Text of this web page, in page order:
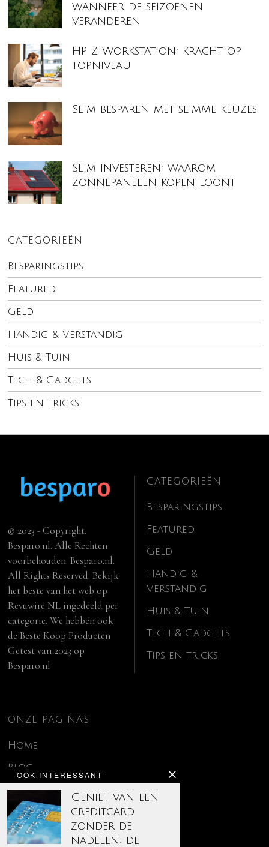
wanneer de seizoenen
veranderen
HP Z Workstation: kracht op
topniveau
Slim besparen met slimme keuzes
Slim investeren: waarom
zonnepanelen kopen loont
CATEGORIEËN
Besparingstips
Featured
Geld
Handig & Verstandig
Huis & Tuin
Tech & Gadgets
Tips en tricks
OOK INTERESSANT
Geniet van een
creditcard
zonder de
nadelen: de
© 2023 - Copyright.
Besparo.nl. Alle Rechten
voorbehouden. Besparo.nl.
All Rights Reserved. Bekijk
het beste van het web op
Revuwire NL ingedeeld per
categorie. We hebben ook
deBeste Koop Producten
Getest van 2023 op
Besparo.nl
CATEGORIEËN
Besparingstips
Featured
Geld
Handig &
Verstandig
Huis & Tuin
Tech & Gadgets
Tips en tricks
ONZE PAGINA’S
Home
Blog
Contact
Disclaimer
Over ons